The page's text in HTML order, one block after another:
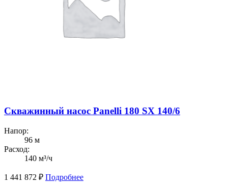
Скважинный насос Panelli 180 SX 140/6
Напор:
96 м
Расход:
140 м³/ч
1 441 872 ₽ Подробнее